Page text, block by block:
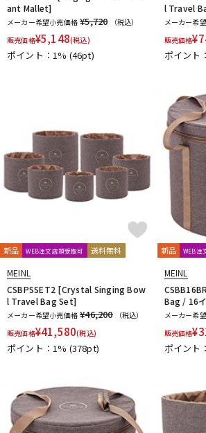
ant Mallet]
メーカー希望小売価格 ¥5,720
（税込）
販売価格¥5,148(税込)
ポイント：1% (46pt)
l Travel
メーカー希
販売価格¥
ポイント
新品 WEB注文店頭受取可 送料無料
MEINL
CSBPSSET2 [Crystal Singing Bow
l Travel Bag Set]
メーカー希望小売価格 ¥46,200
（税込）
販売価格¥41,580(税込)
ポイント：1% (378pt)
新品 WEB注
MEINL
Bag / 16
メーカー希
販売価格¥
ポイント